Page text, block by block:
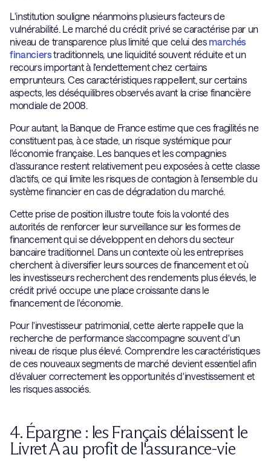
L'institution souligne néanmoins plusieurs facteurs de
vulnérabilité. Le marché du crédit privé se caractérise par un
niveau de transparence plus limité que celui des marchés
financierstraditionnels, une liquidité souvent réduite et un
recours important à l'endettement chez certains
emprunteurs. Ces caractéristiques rappellent, sur certains
aspects, les déséquilibres observés avant la crise financière
mondiale de 2008.
Pour autant, la Banque de France estime que ces fragilités ne
constituent pas, à ce stade, un risque systémique pour
l'économie française. Les banques et les compagnies
d'assurance restent relativement peu exposées à cette classe
d'actifs, ce qui limite les risques de contagion à l'ensemble du
système financier en cas de dégradation du marché.
Cette prise de position illustre toute fois la volonté des
autorités de renforcer leur surveillance sur les formes de
financement qui se développent en dehors du secteur
bancaire traditionnel. Dans un contexte où les entreprises
cherchent à diversifier leurs sources de financement et où
les investisseurs recherchent des rendements plus élevés, le
crédit privé occupe une place croissante dans le
financement de l'économie.
Pour l'investisseur patrimonial, cette alerte rappelle que la
recherche de performance s'accompagne souvent d'un
niveau de risque plus élevé. Comprendre les caractéristiques
de ces nouveaux segments de marché devient essentiel afin
d'évaluer correctement les opportunités d'investissement et
les risques associés.
4. Épargne : les Français délaissent le
Livret A au profit de l'assurance-vie